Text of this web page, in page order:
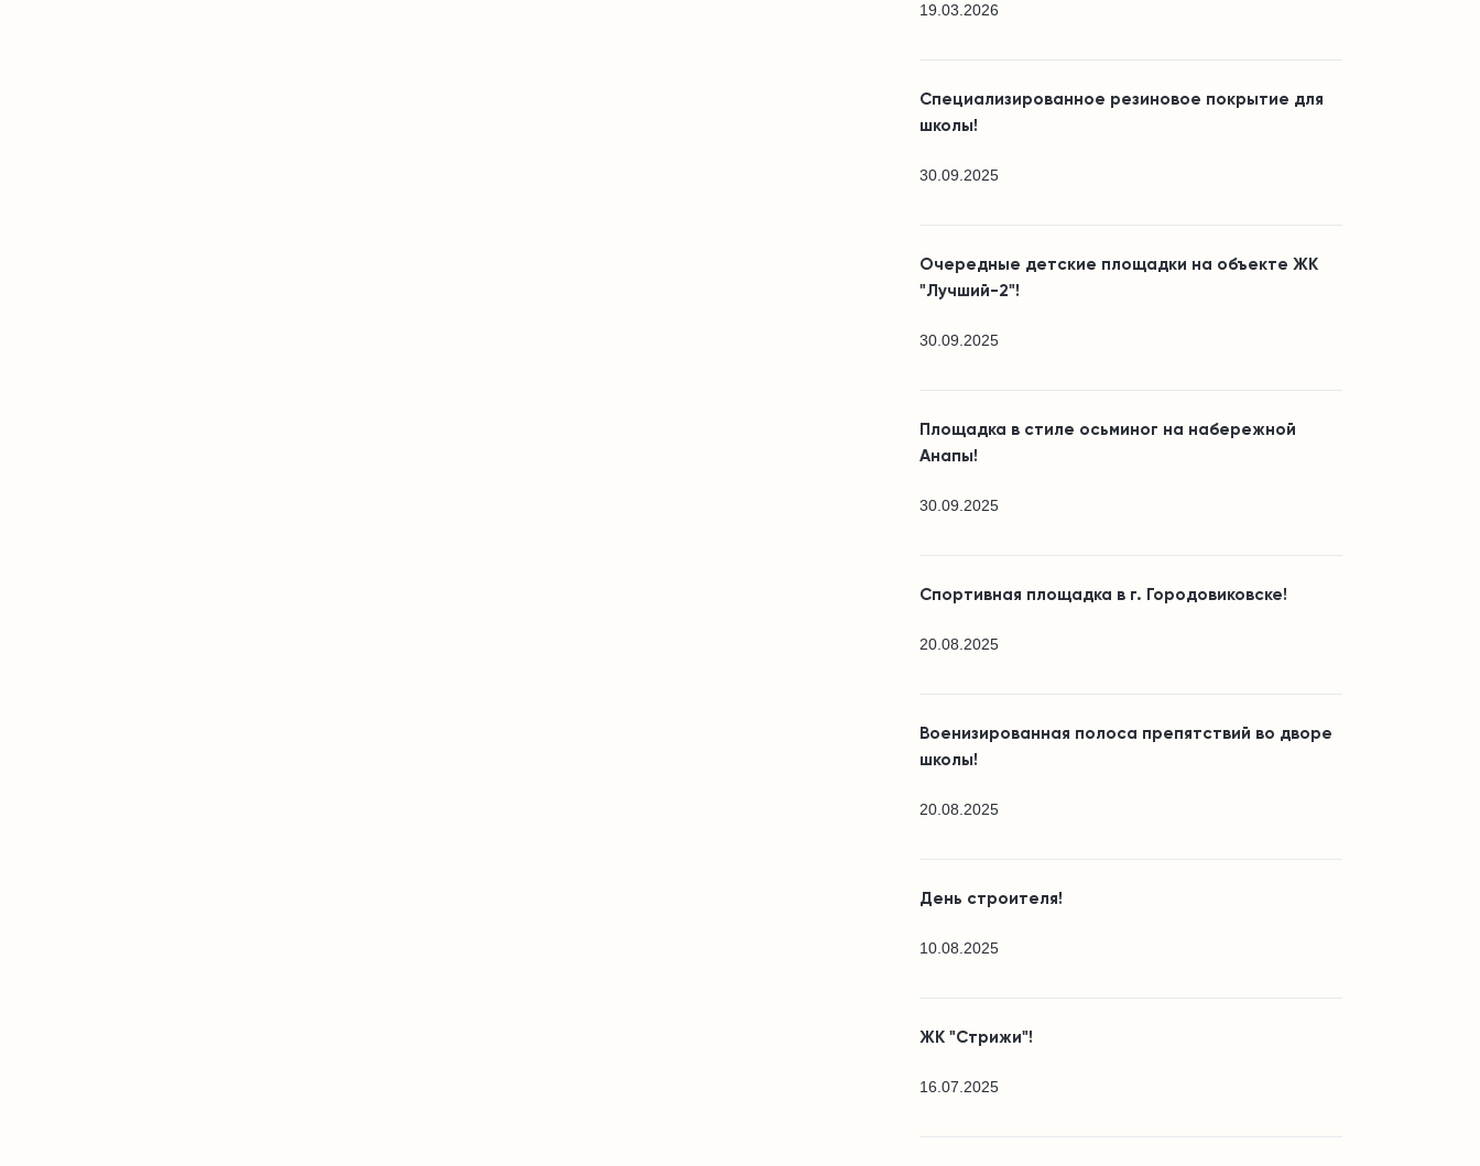
19.03.2026
Специализированное резиновое покрытие для
школы!
30.09.2025
Очередные детские площадки на объекте ЖК
"Лучший-2"!
30.09.2025
Площадка в стиле осьминог на набережной
Анапы!
30.09.2025
Спортивная площадка в г. Городовиковске!
20.08.2025
Военизированная полоса препятствий во дворе
школы!
20.08.2025
День строителя!
10.08.2025
ЖК "Стрижи"!
16.07.2025